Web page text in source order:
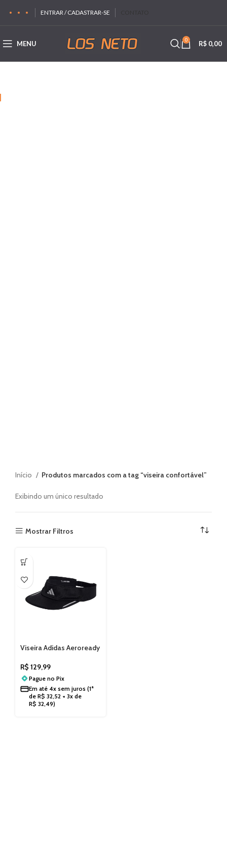
ENTRAR / CADASTRAR-SE
MENU 0 R$ 0,00
Início Produtos marcados com a tag “viseira confortável”
Exibindo um único resultado
Mostrar Filtros
Viseira Adidas Aeroready
R$ 129,99
Pague no Pix
Em até 4x sem juros (1ª
de R$ 32,52 + 3x de
R$ 32,49)